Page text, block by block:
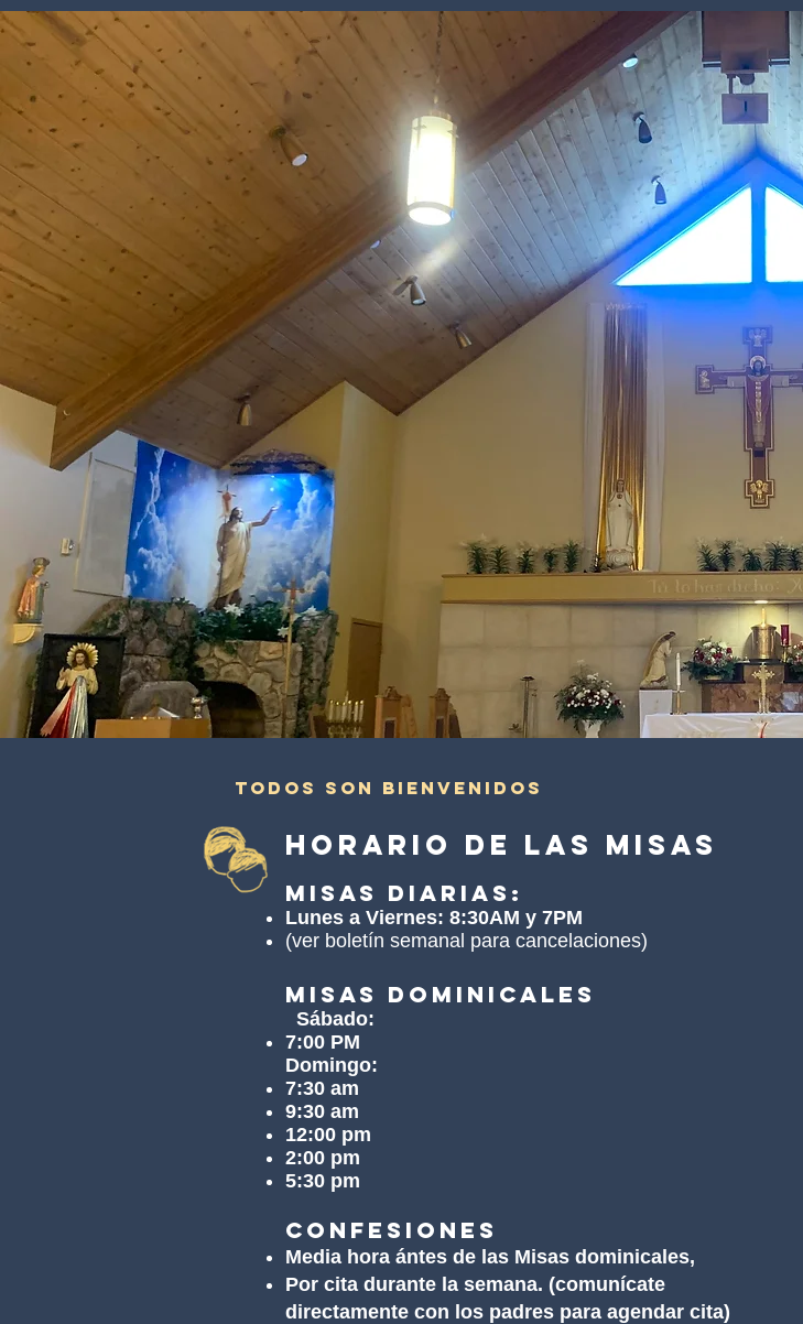
Todos son bienvenidos
Horario de las Misas
Misas Diarias:
Lunes a Viernes: 8:30AM y 7PM
(ver boletín semanal para cancelaciones)
Misas Dominicales
Sábado:
7:00 PM
Domingo:
7:30 am
9:30 am
12:00 pm
2:00 pm
5:30 pm
Confesiones
Media hora ántes de las Misas dominicales,
Por cita durante la semana. (comunícate
directamente con los padres para agendar cita)